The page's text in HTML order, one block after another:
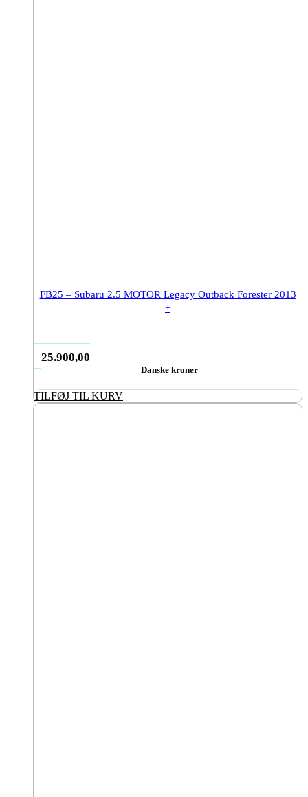
FB25 – Subaru 2.5 MOTOR Legacy Outback Forester 2013
+
25.900,00
Danske kroner
TILFØJ TIL KURV